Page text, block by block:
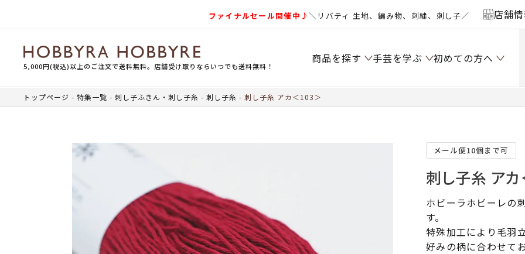
ファイナルセール開催中♪＼リバティ 生地、編み物、刺繍、刺し子／ 店舗
5,000円(税込)以上のご注文で送料無料。店舗受け取りならいつでも送料無料！
商品を探す 手芸を学ぶ 初めての方へ
トップページ 特集一覧 刺し子ふきん・刺し子糸 刺し子糸 刺し子糸 アカ＜103＞
メール便10個まで可
刺し子糸 ア
ホビーラホビーレの
す。
特殊加工により毛羽
好みの柄に合わせて